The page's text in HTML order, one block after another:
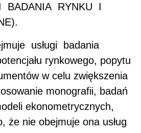
BADANIA RYNKU I
usługi badania
rynkowego, popytu
w celu zwiększenia
monografii, badań
ekonometrycznych,
że nie obejmuje ona usług